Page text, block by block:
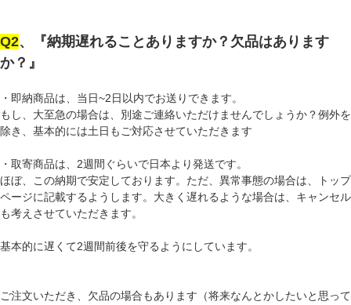
Q2、『納期遅れることありますか？欠品はあります
か？』
・即納商品は、当日~2日以内でお送りできます。
もし、大至急の場合は、別途ご連絡いただけませんでしょうか？例外を
除き、基本的には土日もご対応させていただきます
・取寄商品は、2週間ぐらいで日本より発送です。
ほぼ、この納期で安定しております。ただ、異常事態の場合は、トップ
ページに記載するようします。大きく遅れるような場合は、キャンセル
も考えさせていただきます。
基本的に遅くて2週間前後を守るようにしています。
ご注文いただき、欠品の場合もあります（将来なんとかしたいと思って